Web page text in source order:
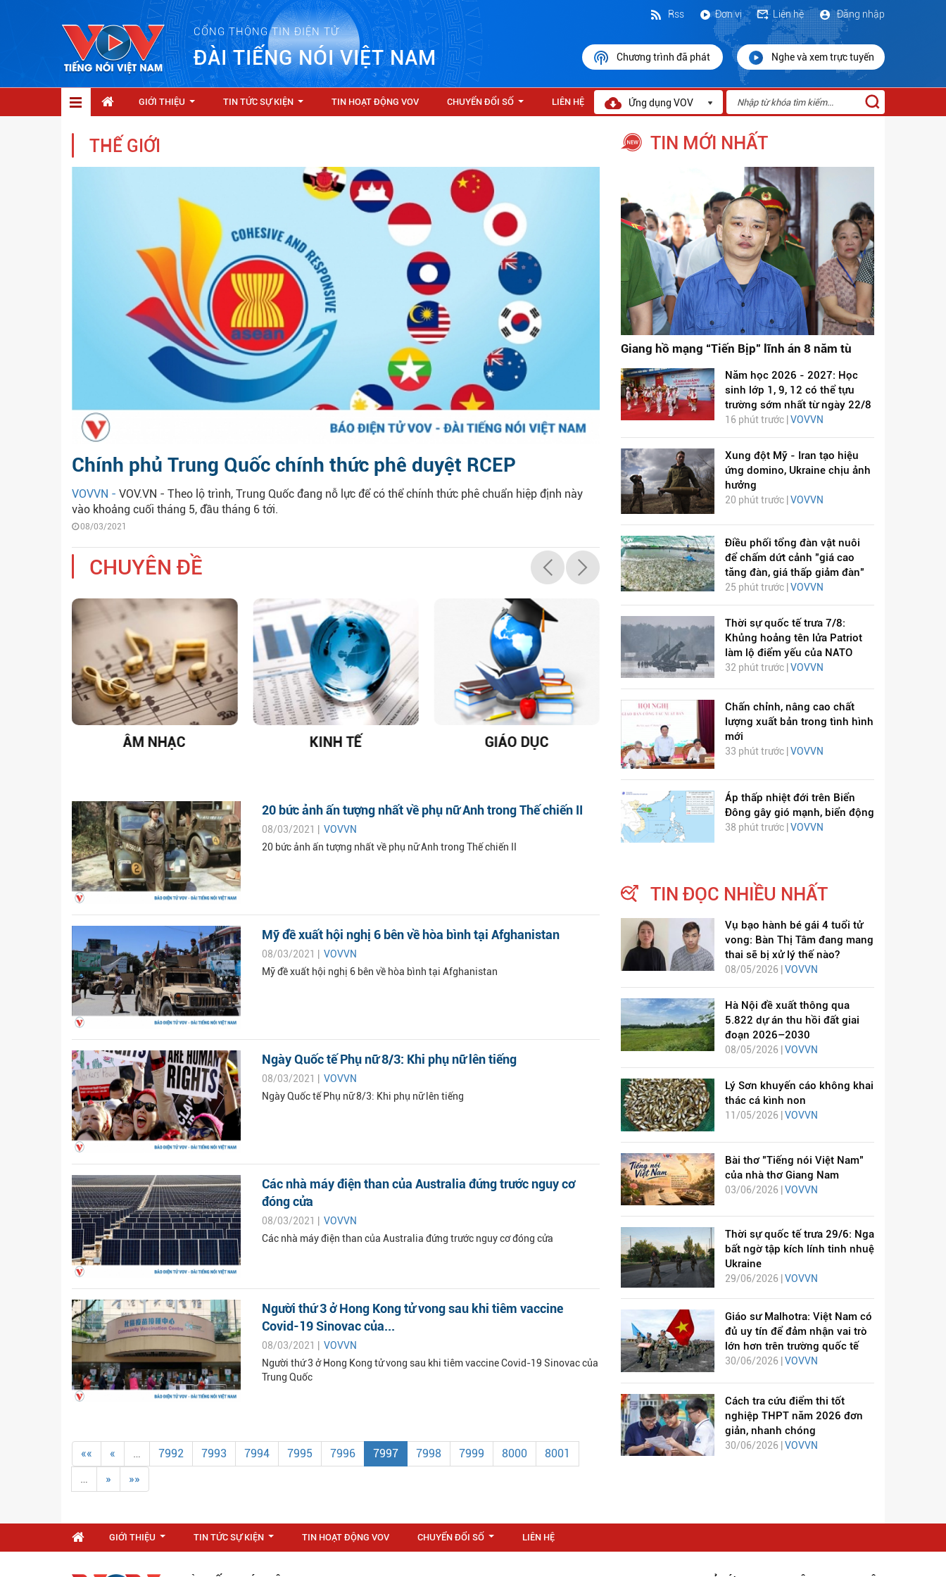
CỔNG THÔNG TIN ĐIỆN TỬ
ĐÀI TIẾNG NÓI VIỆT NAM
Đăng nhập
Liên hệ
Đơn vị
Rss
Chương trình đã phát Nghe và xem trực tuyến
GIỚI THIỆU TIN TỨC SỰ KIỆN TIN HOẠT ĐỘNG VOV CHUYỂN ĐỔI SỐ LIÊN HỆ Ứng dụng VOV
THẾ GIỚI
Chính phủ Trung Quốc chính thức phê duyệt RCEP
VOVVN - VOV.VN - Theo lộ trình, Trung Quốc đang nỗ lực để có thể chính thức phê chuẩn hiệp định này
vào khoảng cuối tháng 5, đầu tháng 6 tới.
08/03/2021
CHUYÊN ĐỀ
ÂM NHẠC KINH TẾ GIÁO DỤC
DỊCH VIÊM PHỔI COVID-
19
20 bức ảnh ấn tượng nhất về phụ nữ Anh trong Thế chiến II
08/03/2021 | VOVVN
20 bức ảnh ấn tượng nhất về phụ nữ Anh trong Thế chiến II
Mỹ đề xuất hội nghị 6 bên về hòa bình tại Afghanistan
08/03/2021 | VOVVN
Mỹ đề xuất hội nghị 6 bên về hòa bình tại Afghanistan
Ngày Quốc tế Phụ nữ 8/3: Khi phụ nữ lên tiếng
08/03/2021 | VOVVN
Ngày Quốc tế Phụ nữ 8/3: Khi phụ nữ lên tiếng
Các nhà máy điện than của Australia đứng trước nguy cơ
đóng cửa
08/03/2021 | VOVVN
Các nhà máy điện than của Australia đứng trước nguy cơ đóng cửa
Người thứ 3 ở Hong Kong tử vong sau khi tiêm vaccine
Covid-19 Sinovac của...
08/03/2021 | VOVVN
Người thứ 3 ở Hong Kong tử vong sau khi tiêm vaccine Covid-19 Sinovac của
Trung Quốc
«« « … 7992 7993 7994 7995 7996 7997 7998 7999 8000
8001
…
» »»
TIN MỚI NHẤT
Giang hồ mạng “Tiến Bịp” lĩnh án 8 năm tù
Năm học 2026 - 2027: Học
sinh lớp 1, 9, 12 có thể tựu
trường sớm nhất từ ngày 22/8
16 phút trước | VOVVN
Xung đột Mỹ - Iran tạo hiệu
ứng domino, Ukraine chịu ảnh
hưởng
20 phút trước | VOVVN
Điều phối tổng đàn vật nuôi
để chấm dứt cảnh "giá cao
tăng đàn, giá thấp giảm đàn"
25 phút trước | VOVVN
Thời sự quốc tế trưa 7/8:
Khủng hoảng tên lửa Patriot
làm lộ điểm yếu của NATO
32 phút trước | VOVVN
Chấn chỉnh, nâng cao chất
lượng xuất bản trong tình hình
mới
33 phút trước | VOVVN
Áp thấp nhiệt đới trên Biển
Đông gây gió mạnh, biển động
38 phút trước | VOVVN
TIN ĐỌC NHIỀU NHẤT
Vụ bạo hành bé gái 4 tuổi tử
vong: Bàn Thị Tâm đang mang
thai sẽ bị xử lý thế nào?
08/05/2026 | VOVVN
Hà Nội đề xuất thông qua
5.822 dự án thu hồi đất giai
đoạn 2026–2030
08/05/2026 | VOVVN
Lý Sơn khuyến cáo không khai
thác cá kình non
11/05/2026 | VOVVN
Bài thơ "Tiếng nói Việt Nam"
của nhà thơ Giang Nam
03/06/2026 |VOVVN
Thời sự quốc tế trưa 29/6: Nga
bất ngờ tập kích lính tinh nhuệ
Ukraine
29/06/2026 | VOVVN
Giáo sư Malhotra: Việt Nam có
đủ uy tín để đảm nhận vai trò
lớn hơn trên trường quốc tế
30/06/2026 | VOVVN
Cách tra cứu điểm thi tốt
nghiệp THPT năm 2026 đơn
giản, nhanh chóng
30/06/2026 |VOVVN
GIỚI THIỆU TIN TỨC SỰ KIỆN TIN HOẠT ĐỘNG VOV CHUYỂN ĐỔI SỐ LIÊN HỆ